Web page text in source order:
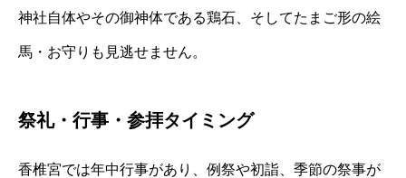
神社自体やその御神体である鶏石、そしてたまご形の絵
馬・お守りも見逃せません。
祭礼・行事・参拝タイミング
香椎宮では年中行事があり、例祭や初詣、季節の祭事が